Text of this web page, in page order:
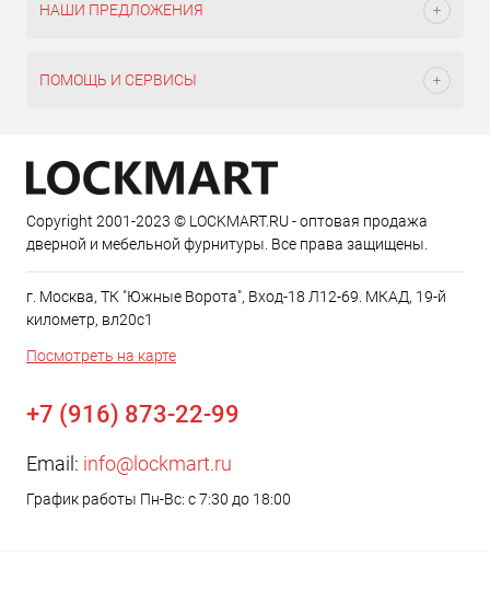
НАШИ ПРЕДЛОЖЕНИЯ
ПОМОЩЬ И СЕРВИСЫ
Copyright 2001-2023 © LOCKMART.RU - оптовая продажа
дверной и мебельной фурнитуры. Все права защищены.
г. Москва, ТК "Южные Ворота", Вход-18 Л12-69. МКАД, 19-й
километр, вл20с1
Посмотреть на карте
+7 (916) 873-22-99
Email: info@lockmart.ru
График работы Пн-Вс: с 7:30 до 18:00